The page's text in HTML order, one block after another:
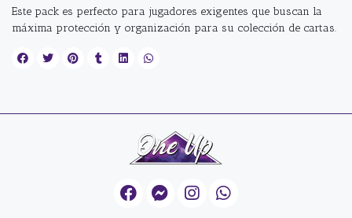
Este pack es perfecto para jugadores exigentes que buscan la
máxima protección y organización para su colección de cartas.